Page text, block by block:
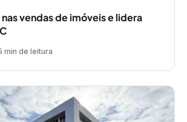
vendas de imóveis e lidera
min de leitura